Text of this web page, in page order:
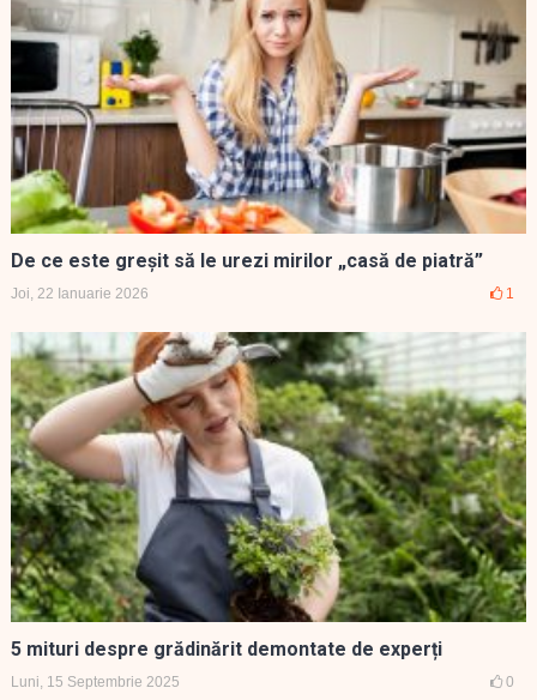
De ce este greşit să le urezi mirilor „casă de piatră”
Joi, 22 Ianuarie 2026 1
5 mituri despre grădinărit demontate de experți
Luni, 15 Septembrie 2025 0